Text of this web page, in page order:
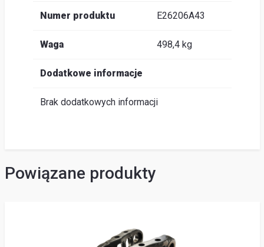
Numer produktu E26206A43
Waga 498,4 kg
Dodatkowe informacje
Brak dodatkowych informacji
Powiązane produkty